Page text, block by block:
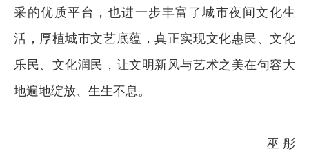
采的优质平台，也进一步丰富了城市夜间文化生
活，厚植城市文艺底蕴，真正实现文化惠民、文化
乐民、文化润民，让文明新风与艺术之美在句容大
地遍地绽放、生生不息。
巫 彤